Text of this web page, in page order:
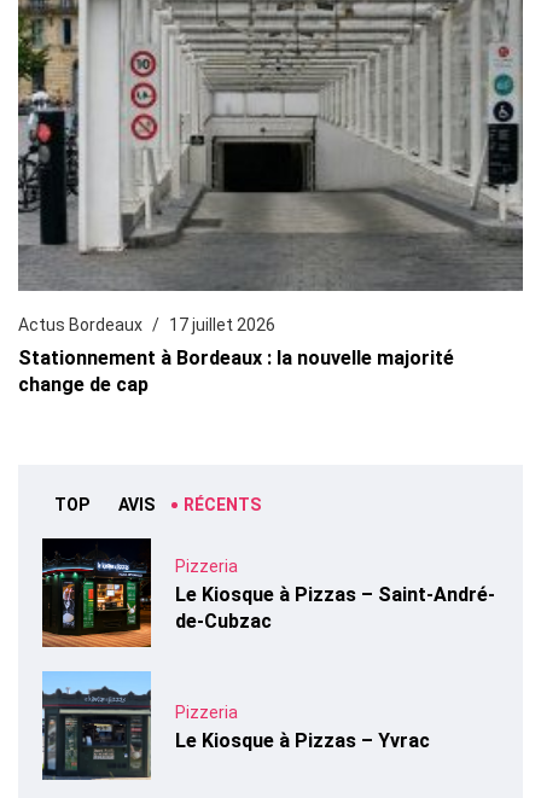
Actus Bordeaux 17 juillet 2026
Stationnement à Bordeaux : la nouvelle majorité
change de cap
TOP AVIS RÉCENTS
Pizzeria
Le Kiosque à Pizzas – Saint-André-
de-Cubzac
Pizzeria
Le Kiosque à Pizzas – Yvrac